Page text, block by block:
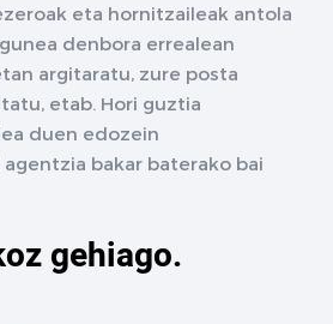
eta hornitzaileak antola
denbora errealean
argitaratu, zure posta
etab. Hori guztia
duen edozein
bakar baterako bai
gehiago.